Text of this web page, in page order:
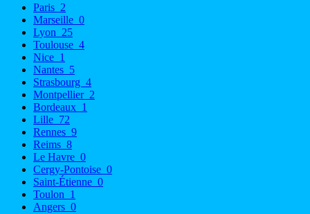
Paris 2
Marseille 0
Lyon 25
Toulouse 4
Nice 1
Nantes 5
Strasbourg 4
Montpellier 2
Bordeaux 1
Lille 72
Rennes 9
Reims 8
Le Havre 0
Cergy-Pontoise 0
Saint-Étienne 0
Toulon 1
Angers 0